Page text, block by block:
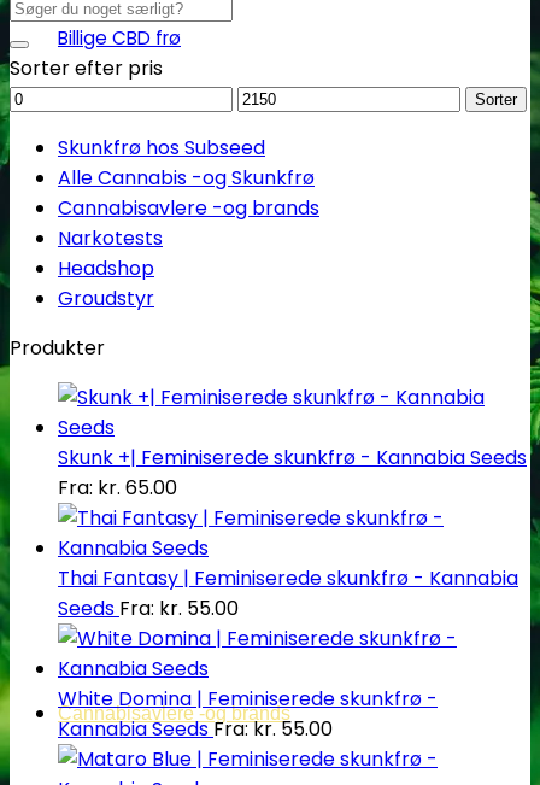
Højt THC indhold
Billige CBD frø
Cannabisavlere -og brands
Søg
efter:
Sorter efter pris
Mindstepris
Maks.
Sorter
Skunkfrø hos Subseed
Alle Cannabis -og Skunkfrø
Cannabisavlere -og brands
Narkotests
Headshop
Groudstyr
Produkter
Skunk +| Feminiserede skunkfrø - Kannabia Seeds
Fra: kr. 65.00
Thai Fantasy | Feminiserede skunkfrø - Kannabia
Seeds Fra: kr. 55.00
White Domina | Feminiserede skunkfrø -
Kannabia SeedsFra:kr.55.00